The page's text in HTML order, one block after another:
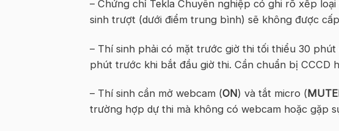
– Chứng chỉ Tekla Chuyên nghiệp có ghi rõ xếp
sinh trượt (dưới điểm trung bình) sẽ không được
– Thí sinh phải có mặt trước giờ thi tối thiểu 30
phút trước khi bắt đầu giờ thi. Cần chuẩn bị CCCD
– Thí sinh cần mở webcam (ON) và tắt micro (
trường hợp dự thi mà không có webcam hoặc gặp